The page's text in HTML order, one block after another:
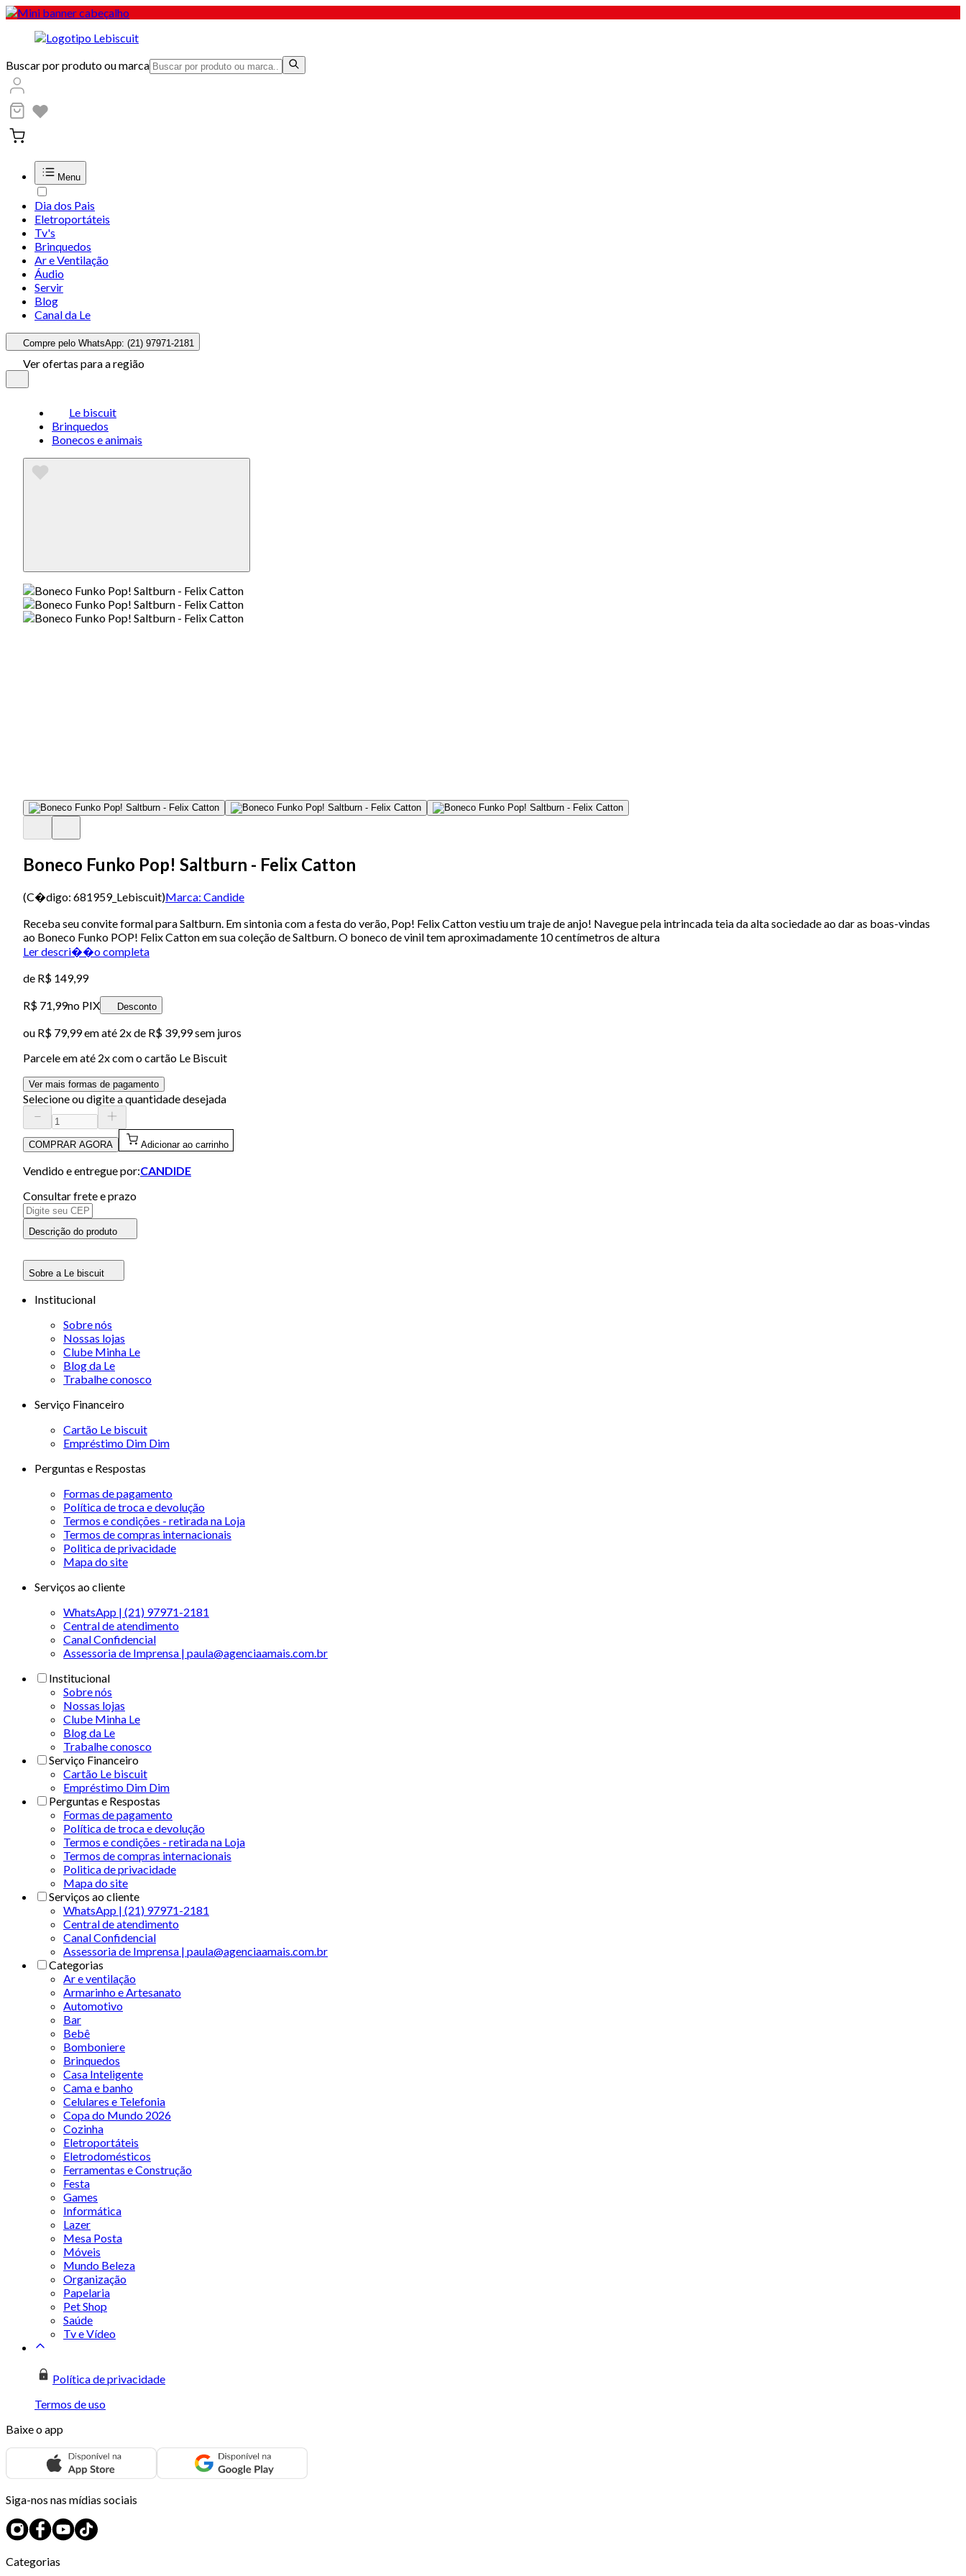
Buscar por produto ou marca
Menu
Dia dos Pais
Eletroportáteis
Tv's
Brinquedos
Ar e Ventilação
Áudio
Servir
Blog
Canal da Le
Compre pelo WhatsApp: (21) 97971-2181
Ver ofertas para a região
Le biscuit
Brinquedos
Bonecos e animais
Boneco Funko Pop! Saltburn - Felix Catton
(C�digo: 681959_Lebiscuit)Marca: Candide
Receba seu convite formal para Saltburn. Em sintonia com a festa do verão, Pop! Felix Catton vestiu um traje de anjo! Navegue pela intrincada teia da alta sociedade ao dar as boas-vindas
ao Boneco Funko POP! Felix Catton em sua coleção de Saltburn. O boneco de vinil tem aproximadamente 10 centímetros de altura
Ler descri��o completa
de R$ 149,99
R$ 71,99no PIX Desconto
ou R$ 79,99em até 2x de R$ 39,99 sem juros
Parcele em até 2x com o cartão Le Biscuit
Ver mais formas de pagamento
Selecione ou digite a quantidade desejada
COMPRAR AGORA Adicionar ao carrinho
Vendido e entregue por:CANDIDE
Consultar frete e prazo
Descrição do produto
Sobre a Le biscuit
Institucional
Sobre nós
Nossas lojas
Clube Minha Le
Blog da Le
Trabalhe conosco
Serviço Financeiro
Cartão Le biscuit
Empréstimo Dim Dim
Perguntas e Respostas
Formas de pagamento
Política de troca e devolução
Termos e condições - retirada na Loja
Termos de compras internacionais
Politica de privacidade
Mapa do site
Serviços ao cliente
WhatsApp | (21) 97971-2181
Central de atendimento
Canal Confidencial
Assessoria de Imprensa | paula@agenciaamais.com.br
Institucional
Sobre nós
Nossas lojas
Clube Minha Le
Blog da Le
Trabalhe conosco
Serviço Financeiro
Cartão Le biscuit
Empréstimo Dim Dim
Perguntas e Respostas
Formas de pagamento
Política de troca e devolução
Termos e condições - retirada na Loja
Termos de compras internacionais
Politica de privacidade
Mapa do site
Serviços ao cliente
WhatsApp | (21) 97971-2181
Central de atendimento
Canal Confidencial
Assessoria de Imprensa | paula@agenciaamais.com.br
Categorias
Ar e ventilação
Armarinho e Artesanato
Automotivo
Bar
Bebê
Bomboniere
Brinquedos
Casa Inteligente
Cama e banho
Celulares e Telefonia
Copa do Mundo 2026
Cozinha
Eletroportáteis
Eletrodomésticos
Ferramentas e Construção
Festa
Games
Informática
Lazer
Mesa Posta
Móveis
Mundo Beleza
Organização
Papelaria
Pet Shop
Saúde
Tv e Vídeo
Política de privacidade
Termos de uso
Baixe o app
Siga-nos nas mídias sociais
Categorias